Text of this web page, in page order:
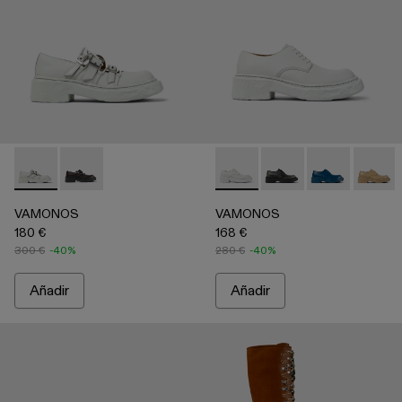
VAMONOS - A500044-002 - Grey
VAMONOS - A500044-003
VAMONOS
180 €
300 € -40%
Añadir
VAMONOS - A500018-009
VAMONOS -VAMONOS -
VAMONOS
168 €
280 € -40%
Añadir